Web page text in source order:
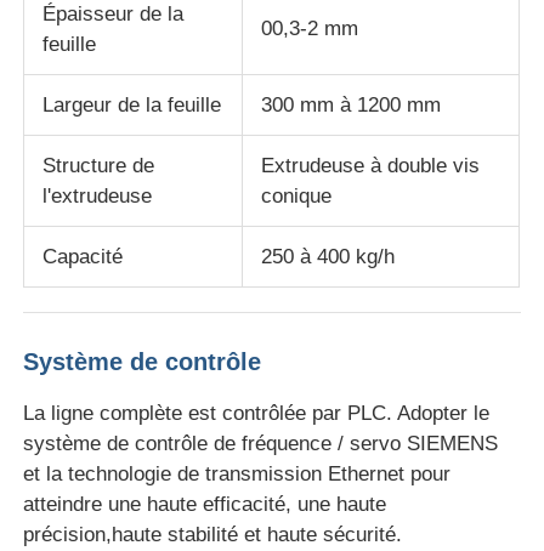
Ligne d'extrusion de bordure foncée de PVC
Appareil à calandre à rouleaux
Épaisseur de la
feuille
00,3-2 mm
Largeur de la feuille 300 mm à 1200 mm
Structure de
l'extrudeuse
Extrudeuse à double vis
conique
Capacité 250 à 400 kg/h
Système de contrôle
La ligne complète est contrôlée par PLC. Adopter le
système de contrôle de fréquence / servo SIEMENS
et la technologie de transmission Ethernet pour
atteindre une haute efficacité, une haute
précision,haute stabilité et haute sécurité.